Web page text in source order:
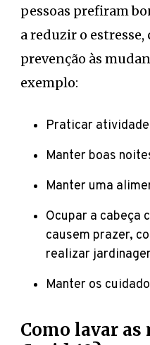
pessoas prefiram
a reduzir o estresse,
prevenção às
exemplo:
Praticar
Manter boas
Manter uma
Ocupar a cabeça
causem prazer,
realizar
Manter os
Como lavar